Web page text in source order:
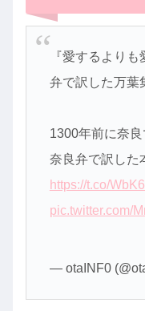
『愛するより
弁で訳した万葉
1300年前に奈
奈良弁で訳した
https://t.co/
pic.twitter.com/
— otaINF0